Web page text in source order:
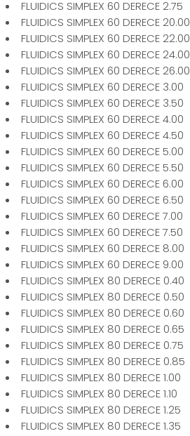
FLUIDICS SIMPLEX 60 DERECE 2.75
FLUIDICS SIMPLEX 60 DERECE 20.00
FLUIDICS SIMPLEX 60 DERECE 22.00
FLUIDICS SIMPLEX 60 DERECE 24.00
FLUIDICS SIMPLEX 60 DERECE 26.00
FLUIDICS SIMPLEX 60 DERECE 3.00
FLUIDICS SIMPLEX 60 DERECE 3.50
FLUIDICS SIMPLEX 60 DERECE 4.00
FLUIDICS SIMPLEX 60 DERECE 4.50
FLUIDICS SIMPLEX 60 DERECE 5.00
FLUIDICS SIMPLEX 60 DERECE 5.50
FLUIDICS SIMPLEX 60 DERECE 6.00
FLUIDICS SIMPLEX 60 DERECE 6.50
FLUIDICS SIMPLEX 60 DERECE 7.00
FLUIDICS SIMPLEX 60 DERECE 7.50
FLUIDICS SIMPLEX 60 DERECE 8.00
FLUIDICS SIMPLEX 60 DERECE 9.00
FLUIDICS SIMPLEX 80 DERECE 0.40
FLUIDICS SIMPLEX 80 DERECE 0.50
FLUIDICS SIMPLEX 80 DERECE 0.60
FLUIDICS SIMPLEX 80 DERECE 0.65
FLUIDICS SIMPLEX 80 DERECE 0.75
FLUIDICS SIMPLEX 80 DERECE 0.85
FLUIDICS SIMPLEX 80 DERECE 1.00
FLUIDICS SIMPLEX 80 DERECE 1.10
FLUIDICS SIMPLEX 80 DERECE 1.25
FLUIDICS SIMPLEX 80 DERECE 1.35